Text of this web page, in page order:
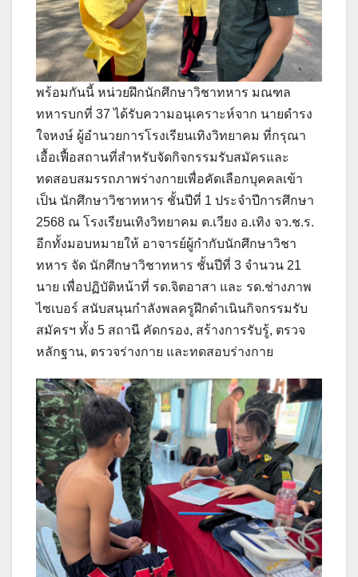
พร้อมกันนี้ หน่วยฝึกนักศึกษาวิชาทหาร มณฑล
ทหารบกที่ 37 ได้รับความอนุเคราะห์จาก นายดำรง
ใจหงษ์ ผู้อำนวยการโรงเรียนเทิงวิทยาคม ที่กรุณา
เอื้อเฟื้อสถานที่สำหรับจัดกิจกรรมรับสมัครและ
ทดสอบสมรรถภาพร่างกายเพื่อคัดเลือกบุคคลเข้า
เป็น นักศึกษาวิชาทหาร ชั้นปีที่ 1 ประจำปีการศึกษา
2568 ณ โรงเรียนเทิงวิทยาคม ต.เวียง อ.เทิง จว.ช.ร.
อีกทั้งมอบหมายให้ อาจารย์ผู้กำกับนักศึกษาวิชา
ทหาร จัด นักศึกษาวิชาทหาร ชั้นปีที่ 3 จำนวน 21
นาย เพื่อปฏิบัติหน้าที่ รด.จิตอาสา และ รด.ช่างภาพ
ไซเบอร์ สนับสนุนกำลังพลครูฝึกดำเนินกิจกรรมรับ
สมัครฯ ทั้ง 5 สถานี คัดกรอง, สร้างการรับรู้, ตรวจ
หลักฐาน, ตรวจร่างกาย และทดสอบร่างกาย